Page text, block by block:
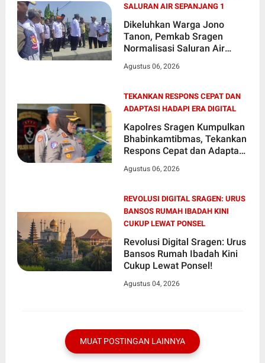
SALURAN AIR SEPANJANG 1
Dikeluhkan Warga Jono
Tanon, Pemkab Sragen
Normalisasi Saluran Air
Agustus 06, 2026
TEKANKAN RESPONS CEPAT DAN
ADAPTASI HADAPI ERA DIGITAL
Kapolres Sragen Kumpulkan
Bhabinkamtibmas, Tekankan
Respons Cepat dan Adaptasi
Agustus 06, 2026
REVOLUSI DIGITAL SRAGEN: URUS
BANSOS RUMAH IBADAH KINI
CUKUP LEWAT PONSEL
Revolusi Digital Sragen: Urus
Bansos Rumah Ibadah Kini
Cukup Lewat Ponsel!
Agustus 04, 2026
MUAT POSTINGAN LAINNYA